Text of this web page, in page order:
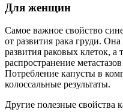
Для женщин
Самое важное свойство
от развития рака груди.
развития раковых клеток, а
распространение
Потребление капусты в
колоссальные результаты.
Другие полезные свойства